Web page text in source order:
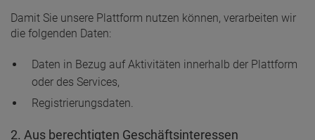
Damit Sie unsere Plattform nutzen können, verarbeiten wir
die folgenden Daten:
Daten in Bezug auf Aktivitäten innerhalb der Plattform
oder des Services,
Registrierungsdaten.
2. Aus berechtigten Geschäftsinteressen